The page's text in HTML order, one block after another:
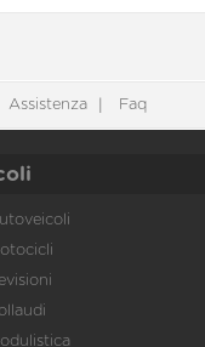
Assistenza Faq